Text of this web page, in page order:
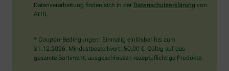
Datenverarbeitung finden sich in der Datenschutzerklärung von
AHD.
* Coupon-Bedingungen: Einmalig einlösbar bis zum
31.12.2026. Mindestbestellwert: 50,00 €. Gültig auf das
gesamte Sortiment, ausgeschlossen rezeptpflichtige Produkte.